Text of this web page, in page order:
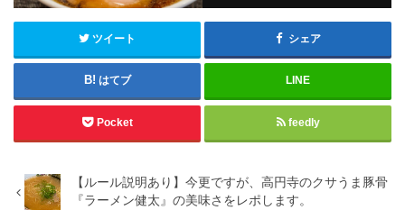
ツイート シェア
はてブ LINE
Pocket feedly
【ルール説明あり】今更ですが、高円寺のクサうま豚骨
『ラーメン健太』の美味さをレポします。